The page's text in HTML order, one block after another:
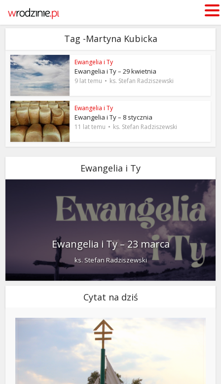
Tag -Martyna Kubicka
Ewangelia i Ty
Ewangelia i Ty – 29 kwietnia
9 lat temu ks. Stefan Radziszewski
Ewangelia i Ty
Ewangelia i Ty – 8 stycznia
11 lat temu ks. Stefan Radziszewski
Ewangelia i Ty
Ewangelia i Ty – 23 marca
ks. Stefan Radziszewski
Cytat na dziś